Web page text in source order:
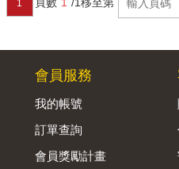
1 頁數 1 /1移至第
會員服務
我的帳號
訂單查詢
會員獎勵計畫